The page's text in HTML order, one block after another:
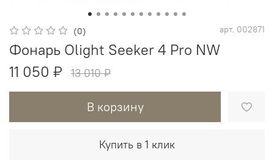
(0) арт. 002871
Фонарь Olight Seeker 4 Pro NW
11 050 ₽
13 010 ₽
В корзину
Купить в 1 клик